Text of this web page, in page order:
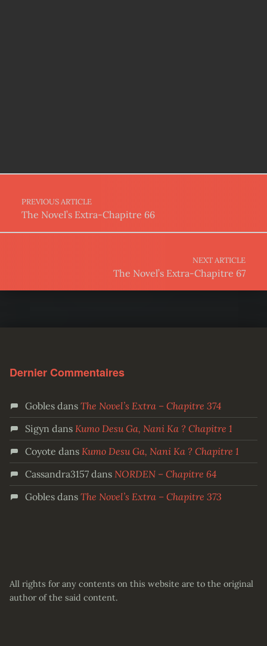
Post navigation
PREVIOUS ARTICLE
The Novel’s Extra-Chapitre 66
NEXT ARTICLE
The Novel’s Extra-Chapitre 67
Dernier Commentaires
Goblesdans The Novel’s Extra – Chapitre 374
Sigyn dans Kumo Desu Ga, Nani Ka ? Chapitre 1
Coyote dans Kumo Desu Ga, Nani Ka ? Chapitre 1
Cassandra3157dans NORDEN – Chapitre 64
Goblesdans The Novel’s Extra – Chapitre 373
All rights for any contents on this website are to the original
author of the said content.